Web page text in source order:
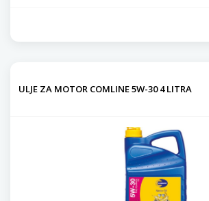
ULJE ZA MOTOR COMLINE 5W-30 4 LITRA